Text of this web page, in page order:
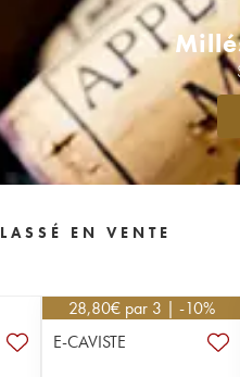
EN VENTE
28,80€ par 3 | -10%
E-CAVISTE